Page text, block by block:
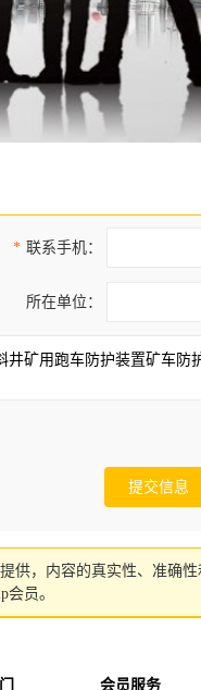
* 联系手机：
所在单位：
供，内容的真实性、准确
员。
会员服务